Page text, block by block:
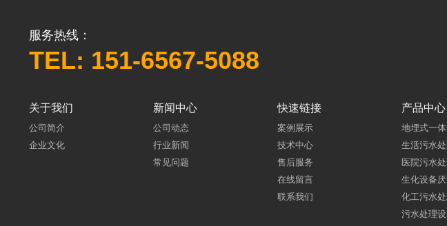
服务热线：
TEL: 151-6567-5088
关于我们
公司简介
企业文化
新闻中心
公司动态
行业新闻
常见问题
快速链接
案例展示
技术中心
售后服务
在线留言
联系我们
产品中心
地埋式一
生活污水
医院污水
生化设备
化工污水
污水处理